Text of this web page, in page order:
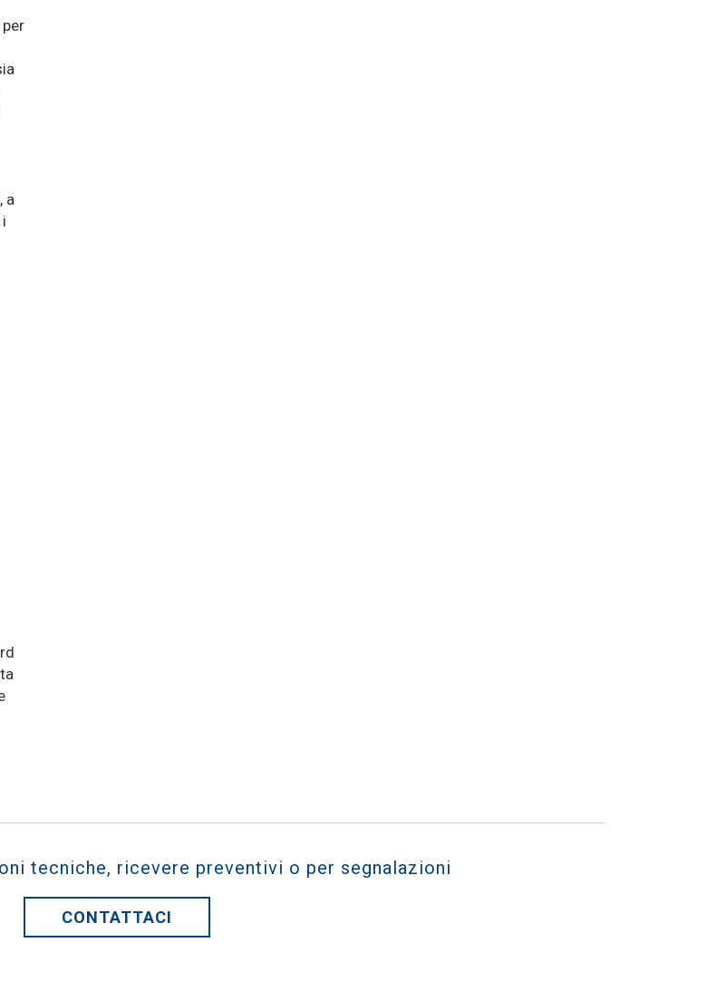
a
tecniche, ricevere preventivi o per segnalazioni
CONTATTACI